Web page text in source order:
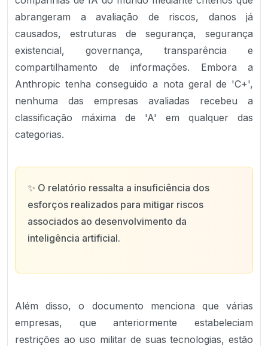
abrangeram a avaliação de riscos, danos já
causados, estruturas de segurança, segurança
existencial, governança, transparência e
compartilhamento de informações. Embora a
Anthropic tenha conseguido a nota geral de 'C+',
nenhuma das empresas avaliadas recebeu a
classificação máxima de 'A' em qualquer das
categorias.
✨ O relatório ressalta a insuficiência dos
esforços realizados para mitigar riscos
associados ao desenvolvimento da
inteligência artificial.
Além disso, o documento menciona que várias
empresas, que anteriormente estabeleciam
restrições ao uso militar de suas tecnologias, estão